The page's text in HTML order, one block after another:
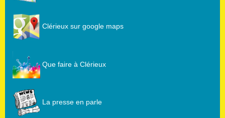
Clérieux sur google maps
Que faire à Clérieux
La presse en parle